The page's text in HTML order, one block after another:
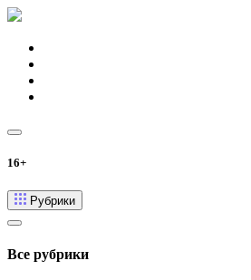
16+
Рубрики
Все рубрики